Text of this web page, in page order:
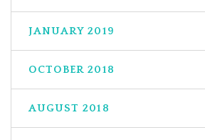
JANUARY 2019
OCTOBER 2018
AUGUST 2018